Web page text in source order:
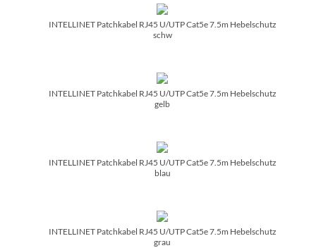
INTELLINET Patchkabel RJ45 U/­UTP Cat5e 7.5m Hebelschutz
schw
INTELLINET Patchkabel RJ45 U/­UTP Cat5e 7.5m Hebelschutz
gelb
INTELLINET Patchkabel RJ45 U/­UTP Cat5e 7.5m Hebelschutz
blau
INTELLINET Patchkabel RJ45 U/­UTP Cat5e 7.5m Hebelschutz
grau